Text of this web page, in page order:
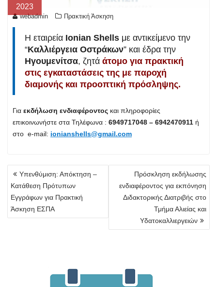
2023
webadmin Πρακτική Άσκηση
Η εταιρεία Ionian Shells με αντικείμενο την
“Καλλιέργεια Οστράκων” και έδρα την
Ηγουμενίτσα, ζητά άτομο για πρακτική
στις εγκαταστάσεις της με παροχή
διαμονής και προοπτική πρόσληψης.
Για εκδήλωση ενδιαφέροντος και πληροφορίες
επικοινωνήστε στα Τηλέφωνα : 6949717048 – 6942470911 ή
στο e-mail: ionianshells@gmail.com
Πλοήγηση
Υπενθύμιση: Απόκτηση –
Κατάθεση Πρότυπων
Εγγράφων για Πρακτική
Άσκηση ΕΣΠΑ
Πρόσκληση εκδήλωσης
ενδιαφέροντος για εκπόνηση
Διδακτορικής Διατριβής στο
Τμήμα Αλιείας και
Υδατοκαλλιεργειών